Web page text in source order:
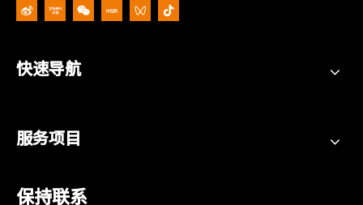
快速导航
服务项目
保持联系